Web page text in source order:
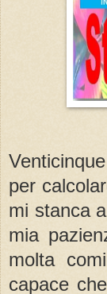
per
mi stanca
mia
molta
capace